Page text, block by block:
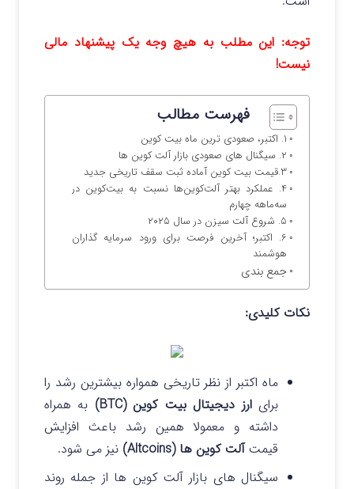
توجه: این مطلب به هیچ وجه یک پیشنهاد مالی
نیست!
فهرست مطالب
۱. اکتبر، صعودی ترین ماه بیت کوین
۲. سیگنال های صعودی بازار آلت کوین ها
۳.قیمت بیت کوین آماده ثبت سقف تاریخی جدید
۴. عملکرد بهتر آلت‌کوین‌ها نسبت به بیت‌کوین در
سه‌ماهه چهارم
۵. شروع آلت سیزن در سال ۲۰۲۵
۶. اکتبر؛ آخرین فرصت برای ورود سرمایه گذاران
هوشمند
جمع بندی
نکات کلیدی:
ماه اکتبر از نظر تاریخی همواره بیشترین رشد را
برایارز دیجیتال بیت کوین (BTC)
به همراه
داشته و معمولا همین رشد باعث افزایش
قیمتآلت کوین ها (Altcoins)
نیز می شود.
سیگنال های بازار آلت کوین ها از جمله روند